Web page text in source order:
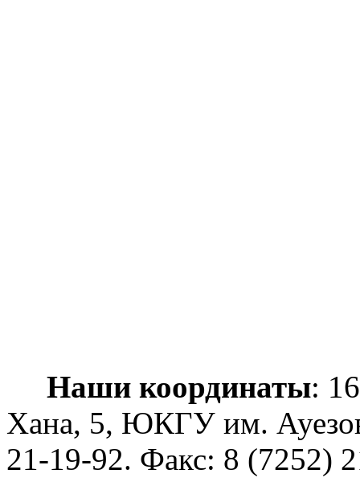
Наши координаты:
Хана, 5, ЮКГУ им.
21-19-92. Факс: 8 (7252)